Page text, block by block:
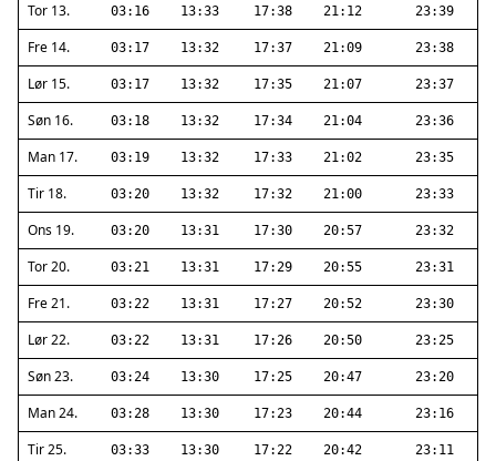
Tor 13. 03:16 13:33 17:38 21:12 23:39
Fre 14. 03:17 13:32 17:37 21:09 23:38
Lør 15. 03:17 13:32 17:35 21:07 23:37
Søn 16. 03:18 13:32 17:34 21:04 23:36
Man 17. 03:19 13:32 17:33 21:02 23:35
Tir 18. 03:20 13:32 17:32 21:00 23:33
Ons 19. 03:20 13:31 17:30 20:57 23:32
Tor 20. 03:21 13:31 17:29 20:55 23:31
Fre 21. 03:22 13:31 17:27 20:52 23:30
Lør 22. 03:22 13:31 17:26 20:50 23:25
Søn 23. 03:24 13:30 17:25 20:47 23:20
Man 24. 03:28 13:30 17:23 20:44 23:16
Tir 25. 03:33 13:30 17:22 20:42 23:11